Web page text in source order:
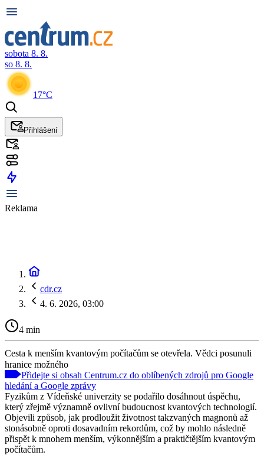
sobota 8. 8.
so 8. 8.
17°C
Přihlášení
Reklama
cdr.cz
4. 6. 2026, 03:00
4 min
Cesta k menším kvantovým počítačům se otevřela. Vědci posunuli
hranice možného
Přidejte si obsah Centrum.cz do oblíbených zdrojů pro Google
hledání a Google zprávy
Fyzikům z Vídeňské univerzity se podařilo dosáhnout úspěchu,
který zřejmě významně ovlivní budoucnost kvantových technologií.
Objevili způsob, jak prodloužit životnost takzvaných magnonů až
stonásobně oproti dosavadním rekordům, což by mohlo následně
přispět k mnohem menším, výkonnějším a praktičtějším kvantovým
počítačům.